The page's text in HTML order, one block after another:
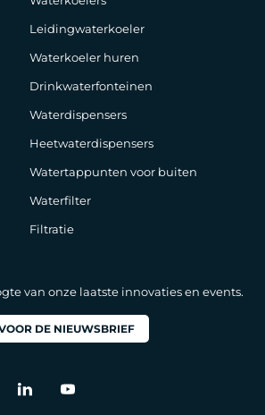
Leidingwaterkoeler
Waterkoeler huren
Drinkwaterfonteinen
Waterdispensers
Heetwaterdispensers
Watertappunten voor buiten
Waterfilter
Filtratie
van onze laatste innovaties en events.
DE NIEUWSBRIEF